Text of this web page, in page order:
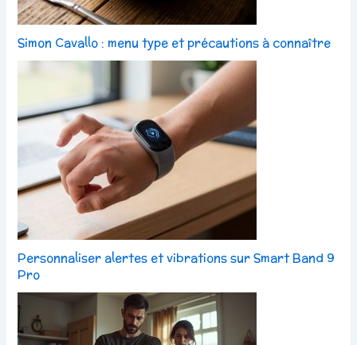
Simon Cavallo : menu type et précautions à connaître
Personnaliser alertes et vibrations sur Smart Band 9
Pro